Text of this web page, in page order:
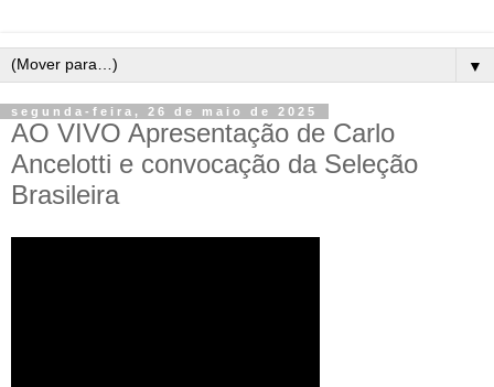
▼
segunda-feira, 26 de maio de 2025
AO VIVO Apresentação de Carlo
Ancelotti e convocação da Seleção
Brasileira